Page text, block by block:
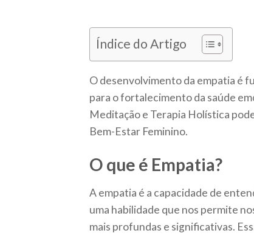
Índice do Artigo
O desenvolvimento da empatia é
para o fortalecimento da saúde
Meditação e Terapia Holística
Bem-Estar Feminino.
O que é Empatia?
A empatia é a capacidade de
uma habilidade que nos permite
mais profundas e significativas.